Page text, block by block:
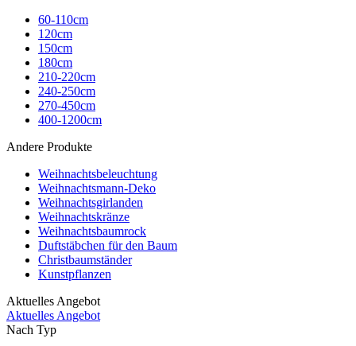
60-110cm
120cm
150cm
180cm
210-220cm
240-250cm
270-450cm
400-1200cm
Andere Produkte
Weihnachtsbeleuchtung
Weihnachtsmann-Deko
Weihnachtsgirlanden
Weihnachtskränze
Weihnachtsbaumrock
Duftstäbchen für den Baum
Christbaumständer
Kunstpflanzen
Aktuelles Angebot
Aktuelles Angebot
Nach Typ